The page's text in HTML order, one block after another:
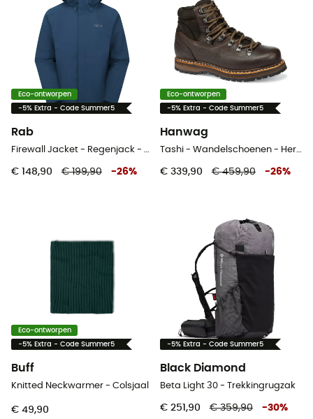
Eco-ontworpen
-5% Extra - Code Summer5
Rab
€ 148,90 € 199,90 -26%
Eco-ontworpen
-5% Extra - Code Summer5
Hanwag
€ 339,90 € 459,90 -26%
Eco-ontworpen
-5% Extra - Code Summer5
Buff
Knitted Neckwarmer - Colsjaal
€ 49,90
-5% Extra - Code Summer5
Black Diamond
Beta Light 30 - Trekkingrugzak
€ 251,90 € 359,90 -30%